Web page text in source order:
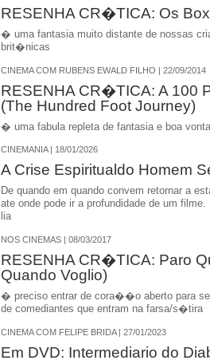
RESENHA CR�TICA: Os
� uma fantasia muito distante de nossas
brit�nicas
CINEMA COM RUBENS EWALD FILHO | 22/09/2014
RESENHA CR�TICA: A 100
(The Hundred Foot Journey)
� uma fabula repleta de fantasia e boa
CINEMANIA | 18/01/2026
A Crise Espiritualdo Homem
De quando em quando convem retornar a
ate onde pode ir a profundidade de um
lia
NOS CINEMAS | 08/03/2017
RESENHA CR�TICA: Paro
Quando Voglio)
� preciso entrar de cora��o aberto para
de comediantes que entram na farsa/s�tira
CINEMA COM FELIPE BRIDA | 27/01/2023
Em DVD: Intermediario do